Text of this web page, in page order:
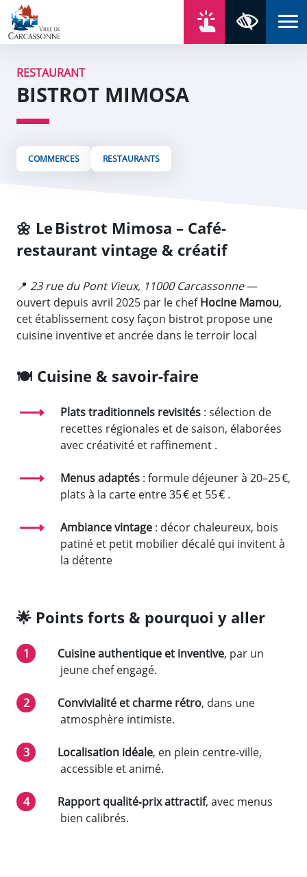
Aller au contenu
Aller au menu
Aller au plan du site
Aller à la recherche
RESTAURANT
BISTROT MIMOSA
COMMERCES RESTAURANTS
🌼 Le Bistrot Mimosa – Café-
restaurant vintage & créatif
📍 23 rue du Pont Vieux, 11000 Carcassonne—
ouvert depuis avril 2025 par le chefHocine Mamou,
cet établissement cosy façon bistrot propose une
cuisine inventive et ancrée dans le terroir local
🍽️ Cuisine & savoir-faire
Plats traditionnels revisités : sélection de
recettes régionales et de saison, élaborées
avec créativité et raffinement .
Menus adaptés : formule déjeuner à 20–25 €,
plats à la carte entre 35 € et 55 € .
Ambiance vintage : décor chaleureux, bois
patiné et petit mobilier décalé qui invitent à
la détente
🌟 Points forts & pourquoi y aller
Cuisine authentique et inventive, par un
jeune chef engagé.
Convivialité et charme rétro, dans une
atmosphère intimiste.
Localisation idéale, en plein centre-ville,
accessible et animé.
Rapport qualité‑prix attractif, avec menus
bien calibrés.
Panneau de gestion des cookies